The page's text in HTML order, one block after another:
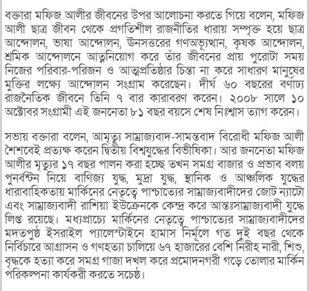
বক্তারা মফিজ আলীর জীবনের উপর আলোচনা করতে গিয়ে বলেন, মফিজ
আলী ছাত্র জীবন থেকে প্রগতিশীল রাজনীতির ধারায় সম্পৃক্ত হয়ে ছাত্র
আন্দোলন, ভাষা আন্দোলন, ঊনসত্তরের গণঅভ্যূত্থান, কৃষক আন্দোলন,
শ্রমিক আন্দোলনে আত্ননিয়োগ করে তাঁর জীবনের প্রায় পুরোটা সময়
নিজের পরিবার-পরিজন ও আত্মপ্রতিষ্ঠার চিন্তা না করে সাধারণ মানুষের
মুক্তির লক্ষ্যে আন্দোলন সংগ্রাম করেছেন। দীর্ঘ ৬০ বছরের বর্ণাঢ্য
রাজনৈতিক জীবনে তিনি ৭ বার কারাবরণ করেন। ২০০৮ সালে ১০
অক্টোবর সংগ্রামী এই জননেতা ৮১ বছর বয়সে শেষ নিঃশ্বাস ত্যাগ করেন।
সভায় বক্তারা বলেন, আমৃত্যু সাম্রাজ্যবাদ-সামন্তবাদ বিরোধী মফিজ আলী
শৈশবেই প্রত্যক্ষ করেন দ্বিতীয় বিশ্বযুদ্ধের বিভীষিকা। আর জননেতা মফিজ
আলীর মৃত্যুর ১৭ বছর পালন করা হচ্ছে তখন সমগ্র বাজার ও প্রভাব বলয়
পুনর্বন্টন নিয়ে বাণিজ্য যুদ্ধ, মুদ্রা যুদ্ধ, স্থানিক ও আঞ্চলিক যুদ্ধের
ধারাবাহিকতায় মার্কিনের নেতৃত্বে পাশ্চাত্যের সাম্রাজ্যবাদীদের জোট ন্যাটো
এবং সাম্রাজ্যবাদী রাশিয়া ইউক্রেনকে কেন্দ্র করে আন্তঃসাম্রাজ্যবাদী যুদ্ধে
লিপ্ত রয়েছে। মধ্যপ্রাচ্যে মার্কিনের নেতৃত্বে পাশ্চাত্যের সাম্রাজ্যবাদীদের
মদতপুষ্ঠ ইসরাইল প্যালেস্টাইনে হামাস নির্মূলে গত দুই বছর থেকে
নির্বিচারে আগ্রাসন ও গণহত্যা চালিয়ে ৬৭ হাজারের বেশি নিরীহ নারী, শিশু,
বৃদ্ধকে হত্যা করে সমগ্র গাজা দখল করে প্রমোদনগরী গড়ে তোলার মার্কিন
পরিকল্পনা কার্যকরী করতে সচেষ্ঠ।